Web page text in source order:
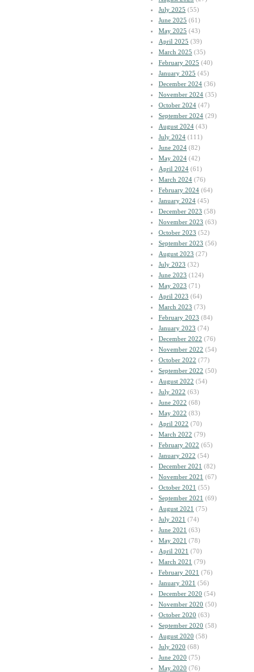
July 2025 (55)
June 2025 (61)
May 2025 (43)
April 2025 (39)
March 2025 (35)
February 2025 (40)
January 2025 (45)
December 2024 (36)
November 2024 (35)
October 2024 (47)
September 2024 (29)
August 2024 (43)
July 2024 (111)
June 2024 (82)
May 2024 (42)
April 2024 (61)
March 2024 (76)
February 2024 (64)
January 2024 (45)
December 2023 (58)
November 2023 (63)
October 2023 (52)
September 2023 (56)
August 2023 (27)
July 2023 (32)
June 2023 (124)
May 2023 (71)
April 2023 (64)
March 2023 (73)
February 2023 (84)
January 2023 (74)
December 2022 (76)
November 2022 (54)
October 2022 (77)
September 2022 (50)
August 2022 (54)
July 2022 (63)
June 2022 (68)
May 2022 (83)
April 2022 (70)
March 2022 (79)
February 2022 (65)
January 2022 (54)
December 2021 (82)
November 2021 (67)
October 2021 (55)
September 2021 (69)
August 2021 (75)
July 2021 (74)
June 2021 (63)
May 2021 (78)
April 2021 (70)
March 2021 (79)
February 2021 (76)
January 2021 (56)
December 2020 (54)
November 2020 (50)
October 2020 (63)
September 2020 (58)
August 2020 (58)
July 2020 (68)
June 2020 (75)
May 2020 (76)